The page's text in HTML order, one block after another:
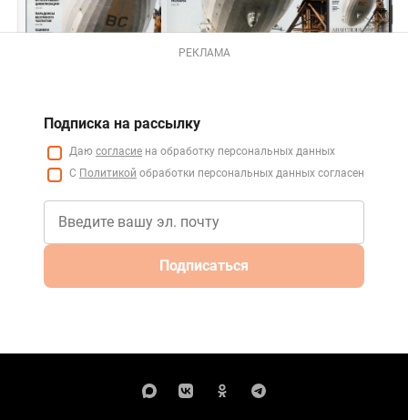
РЕКЛАМА
Подписка на рассылку
Даю согласие на обработку персональных данных
С Политикой обработки персональных данных согласен
Подписаться